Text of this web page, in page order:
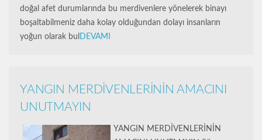
doğal afet durumlarında bu merdivenlere yönelerek binayı
boşaltabilmeniz daha kolay olduğundan dolayı insanların
yoğun olarak bul DEVAMI
YANGIN MERDİVENLERİNİN AMACINI
UNUTMAYIN
YANGIN MERDİVENLERİNİN